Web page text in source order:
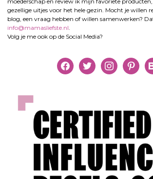
gezellige uitjes voor het hele gezin. Mocht je willen
blog, een vraag hebben of willen samenwerken?
info@mamasliefste.nl.
Volg je me ook op de Social Media?
facebooktwitter instagrampinterest